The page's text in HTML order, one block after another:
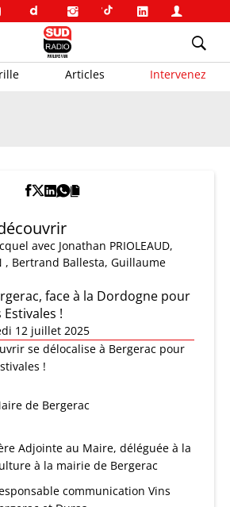
Articles Intervenez
avec Jonathan PRIOLEAUD,
, Bertrand Ballesta, Guillaume
face à la Dordogne pour
!
12 juillet 2025
se délocalise à Bergerac pour
!
de Bergerac
Adjointe au Maire, déléguée à la
à la mairie de Bergerac
communication Vins